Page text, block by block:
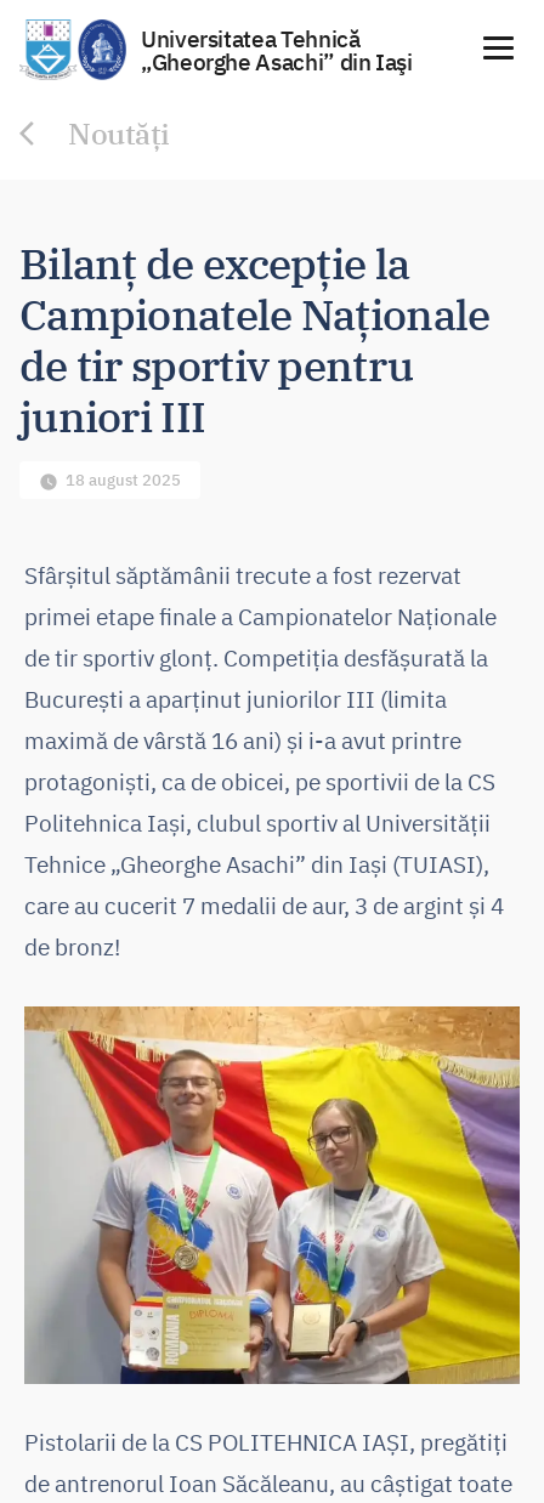
Universitatea Tehnică
„Gheorghe Asachi” din Iaşi
Noutăți
Bilanț de excepție la
Campionatele Naționale
de tir sportiv pentru
juniori III
18 august 2025
Sfârșitul săptămânii trecute a fost rezervat
primei etape finale a Campionatelor Naționale
de tir sportiv glonț. Competiția desfășurată la
București a aparținut juniorilor III (limita
maximă de vârstă 16 ani) și i-a avut printre
protagoniști, ca de obicei, pe sportivii de la CS
Politehnica Iași, clubul sportiv al Universității
Tehnice „Gheorghe Asachi” din Iași (TUIASI),
care au cucerit 7 medalii de aur, 3 de argint și 4
de bronz!
Pistolarii de la CS POLITEHNICA IAȘI, pregătiți
de antrenorul Ioan Săcăleanu, au câștigat toate